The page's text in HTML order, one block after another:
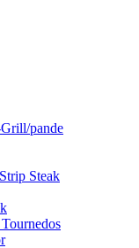
pande
Steak